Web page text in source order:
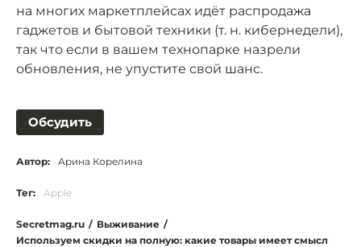
на многих маркетплейсах идёт распродажа
гаджетов и бытовой техники (т. н. кибернедели),
так что если в вашем технопарке назрели
обновления, не упустите свой шанс.
Обсудить
Автор: Арина Корелина
Тег: Apple
Secretmag.ru / Выживание /
Используем скидки на полную: какие товары имеет смысл